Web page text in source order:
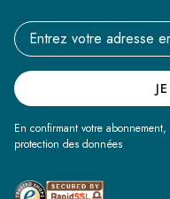
Email address
En confirmant votre
protection des données